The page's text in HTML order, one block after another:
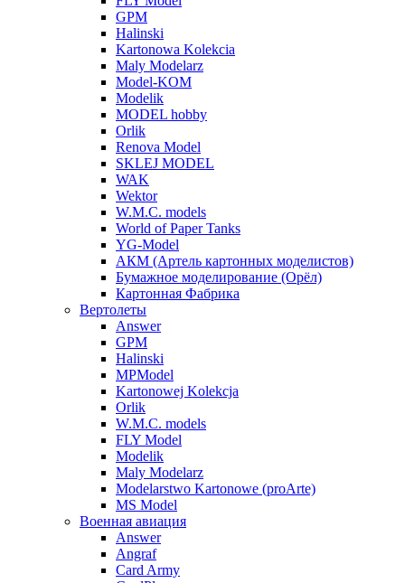
GPM
Halinski
Kartonowa Kolekcia
Maly Modelarz
Model-KOM
Modelik
MODEL hobby
Orlik
Renova Model
SKLEJ MODEL
WAK
Wektor
W.M.C. models
World of Paper Tanks
YG-Model
АКМ (Артель картонных моделистов)
Бумажное моделирование (Орёл)
Картонная Фабрика
Вертолеты
Answer
GPM
Halinski
MPModel
Kartonowej Kolekcja
Orlik
W.M.C. models
FLY Model
Modelik
Maly Modelarz
Modelarstwo Kartonowe (proArte)
MS Model
Военная авиация
Answer
Angraf
Card Army